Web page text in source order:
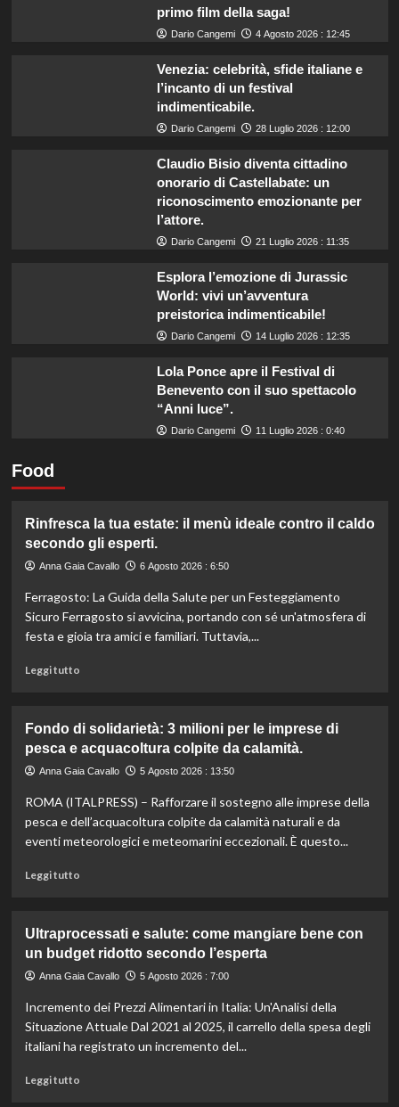
primo film della saga!
Dario Cangemi 4 Agosto 2026 : 12:45
Venezia: celebrità, sfide italiane e
l’incanto di un festival
indimenticabile.
Dario Cangemi 28 Luglio 2026 : 12:00
Claudio Bisio diventa cittadino
onorario di Castellabate: un
riconoscimento emozionante per
l’attore.
Dario Cangemi 21 Luglio 2026 : 11:35
Esplora l’emozione di Jurassic
World: vivi un’avventura
preistorica indimenticabile!
Dario Cangemi 14 Luglio 2026 : 12:35
Lola Ponce apre il Festival di
Benevento con il suo spettacolo
“Anni luce”.
Dario Cangemi 11 Luglio 2026 : 0:40
Food
Rinfresca la tua estate: il menù ideale contro il caldo
secondo gli esperti.
Anna Gaia Cavallo 6 Agosto 2026 : 6:50
Ferragosto: La Guida della Salute per un Festeggiamento
Sicuro Ferragosto si avvicina, portando con sé un'atmosfera di
festa e gioia tra amici e familiari. Tuttavia,...
Leggi tuttoLeggi
Rinfresca
la
tua
il
menù
ideale
esperti.
Fondo di solidarietà: 3 milioni per le imprese di
pesca e acquacoltura colpite da calamità.
Anna Gaia Cavallo 5 Agosto 2026 : 13:50
ROMA (ITALPRESS) – Rafforzare il sostegno alle imprese della
pesca e dell’acquacoltura colpite da calamità naturali e da
eventi meteorologici e meteomarini eccezionali. È questo...
Leggi tuttoLeggi
Fondo
di
solidarietà:
milioni
per
Ultraprocessati e salute: come mangiare bene con
un budget ridotto secondo l’esperta
Anna Gaia Cavallo 5 Agosto 2026 : 7:00
Incremento dei Prezzi Alimentari in Italia: Un'Analisi della
Situazione Attuale Dal 2021 al 2025, il carrello della spesa degli
italiani ha registrato un incremento del...
Leggi tuttoLeggi